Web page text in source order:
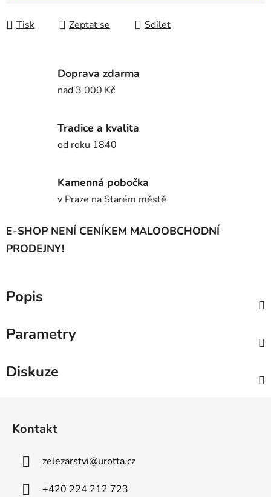
Tisk Zeptat se Sdílet
Doprava zdarma
nad 3 000 Kč
Tradice a kvalita
od roku 1840
Kamenná pobočka
v Praze na Starém městě
E-SHOP NENÍ CENÍKEM MALOOBCHODNÍ
PRODEJNY!
Popis
Parametry
Diskuze
Kontakt
zelezarstvi@urotta.cz
+420 224 212 723